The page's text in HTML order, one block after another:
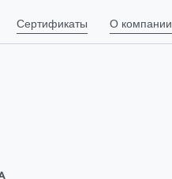
Сертификаты О компании